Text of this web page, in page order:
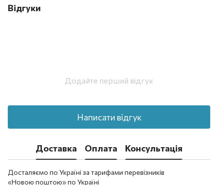
Відгуки
Додайте перший відгук
Написати відгук
Доставка Оплата Консультація
Досталяємо по Україні за тарифами перевізників
«Новою поштою» по Україні